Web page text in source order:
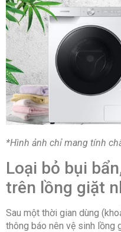
*Hình ảnh chỉ mang tính
Loại bỏ bụi
trên lồng giặt
Sau một thời gian dùng
thông báo nên vệ sinh lồng